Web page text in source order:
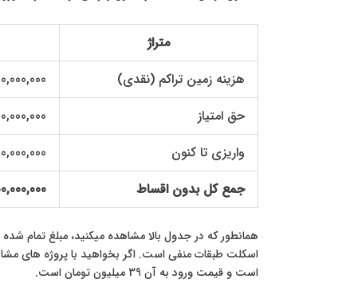
متراژ
هزینه زمین تراکم (نقدی)
حق امتیاز
واریزی تا کنون
600,000,000
جمع کل بدون اقساط
همانطور که در جدول بالا مشاهده میکنید، مبلغ تمام
اسکلت طبقات منفی است. اگر بخواهید با پروژه های
است و قیمت ورود به آن 39 میلیون تومان است.